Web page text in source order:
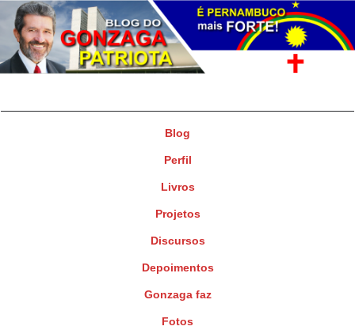
Blog
Perfil
Livros
Projetos
Discursos
Depoimentos
Gonzaga faz
Fotos